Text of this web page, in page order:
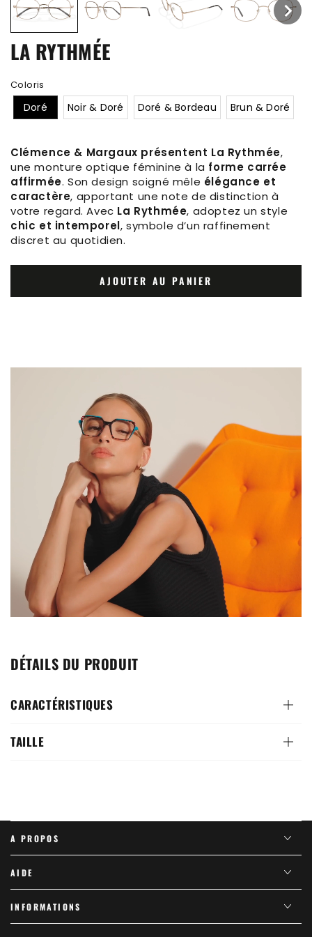
LA RYTHMÉE
Coloris
Doré Noir & Doré Doré & Bordeau Brun & Doré
Clémence & Margaux présentent La Rythmée,
une monture optique féminine à la forme carrée
affirmée. Son design soigné mêle élégance et
caractère, apportant une note de distinction à
votre regard. Avec La Rythmée, adoptez un style
chic et intemporel, symbole d’un raffinement
discret au quotidien.
AJOUTER AU PANIER
DÉTAILS DU PRODUIT
CARACTÉRISTIQUES
TAILLE
A PROPOS
AIDE
INFORMATIONS